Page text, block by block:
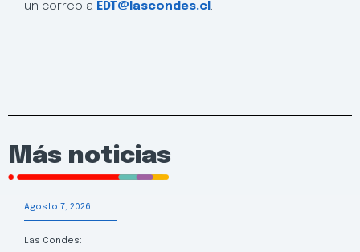
un correo a EDT@lascondes.cl .
Más noticias
Agosto 7, 2026
Las Condes: